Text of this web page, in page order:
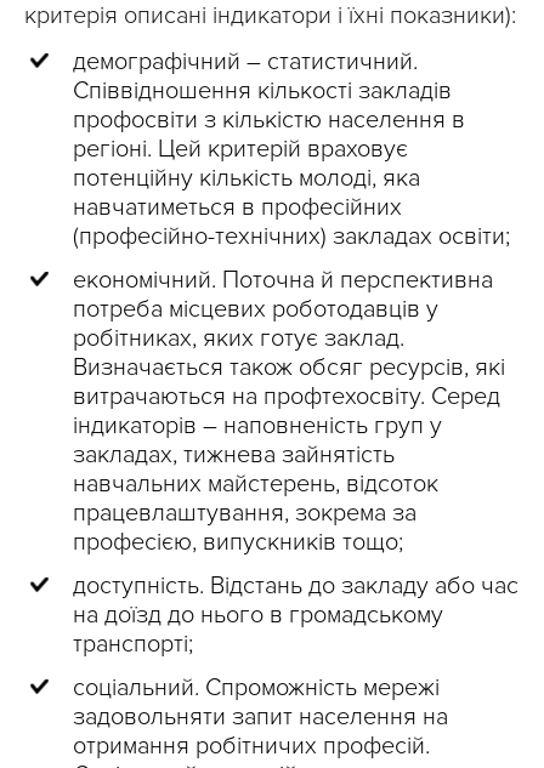
критерія описані індикатори і їхні показники):
демографічний – статистичний.
Співвідношення кількості закладів
профосвіти з кількістю населення в
регіоні. Цей критерій враховує
потенційну кількість молоді, яка
навчатиметься в професійних
(професійно-технічних) закладах освіти;
економічний. Поточна й перспективна
потреба місцевих роботодавців у
робітниках, яких готує заклад.
Визначається також обсяг ресурсів, які
витрачаються на профтехосвіту. Серед
індикаторів – наповненість груп у
закладах, тижнева зайнятість
навчальних майстерень, відсоток
працевлаштування, зокрема за
професією, випускників тощо;
доступність. Відстань до закладу або час
на доїзд до нього в громадському
транспорті;
соціальний. Спроможність мережі
задовольняти запит населення на
отримання робітничих професій.